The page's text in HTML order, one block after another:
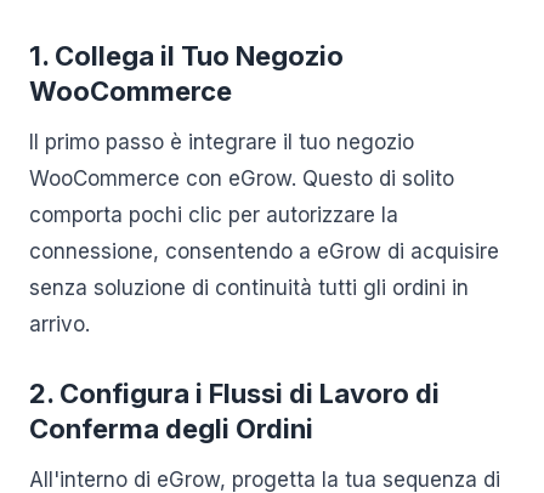
1. Collega il Tuo Negozio
WooCommerce
Il primo passo è integrare il tuo negozio
WooCommerce con eGrow. Questo di solito
comporta pochi clic per autorizzare la
connessione, consentendo a eGrow di acquisire
senza soluzione di continuità tutti gli ordini in
arrivo.
2. Configura i Flussi di Lavoro di
Conferma degli Ordini
All'interno di eGrow, progetta la tua sequenza di